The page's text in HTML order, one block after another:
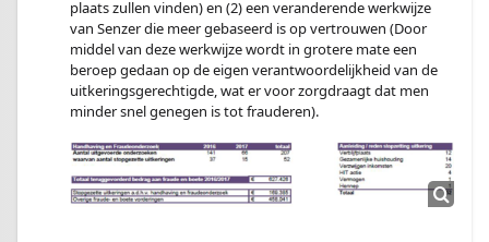
plaats zullen vinden) en (2) een veranderende werkwijze
van Senzer die meer gebaseerd is op vertrouwen (Door
middel van deze werkwijze wordt in grotere mate een
beroep gedaan op de eigen verantwoordelijkheid van de
uitkeringsgerechtigde, wat er voor zorgdraagt dat men
minder snel genegen is tot frauderen).